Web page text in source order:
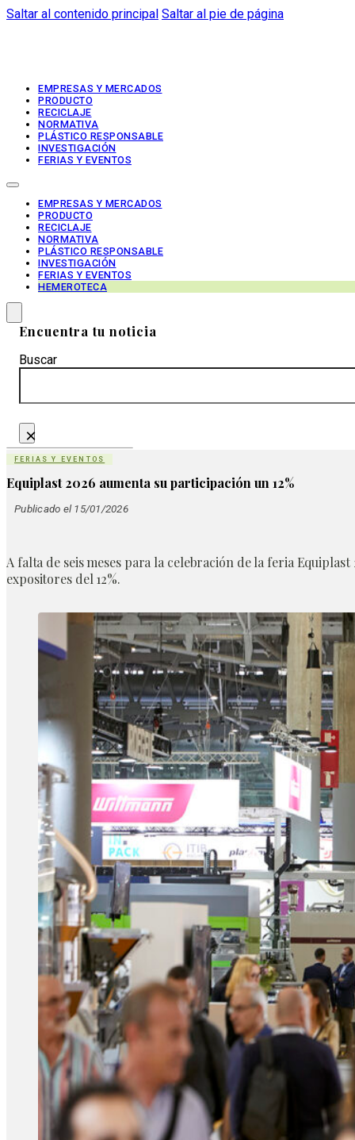
Saltar al contenido principal Saltar al pie de página
EMPRESAS Y MERCADOS
PRODUCTO
RECICLAJE
NORMATIVA
PLÁSTICO RESPONSABLE
INVESTIGACIÓN
FERIAS Y EVENTOS
EMPRESAS Y MERCADOS
PRODUCTO
RECICLAJE
NORMATIVA
PLÁSTICO RESPONSABLE
INVESTIGACIÓN
FERIAS Y EVENTOS
HEMEROTECA
Encuentra tu noticia
Buscar
×
FERIAS Y EVENTOS
Equiplast 2026 aumenta su participación un 12%
Publicado el 15/01/2026
A falta de seis meses para la celebración de la feria
expositores del 12%.